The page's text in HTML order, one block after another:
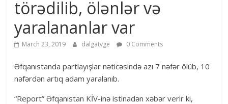
törədilib, ölənlər və
yaralananlar var
March 23, 2019 dalgatvge 0 Comments
Əfqanıstanda partlayışlar nəticəsində azı 7 nəfər ölüb, 10
nəfərdən artıq adam yaralanıb.
“Report” Əfqanıstan KİV-inə istinadən xəbər verir ki,